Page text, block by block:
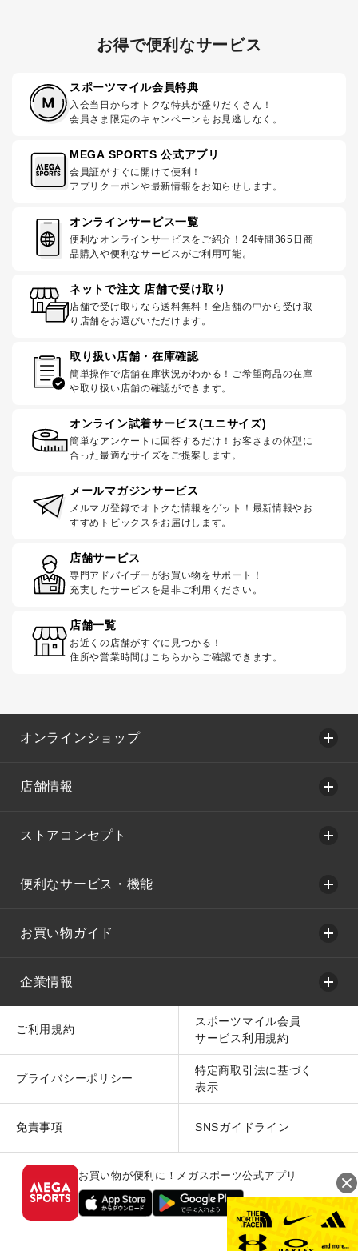
お得で便利なサービス
スポーツマイル会員特典
入会当日からオトクな特典が盛りだくさん！
会員さま限定のキャンペーンもお見逃しなく。
MEGA SPORTS 公式アプリ
会員証がすぐに開けて便利！
アプリクーポンや最新情報をお知らせします。
オンラインサービス一覧
便利なオンラインサービスをご紹介！24時間365日商
品購入や便利なサービスがご利用可能。
ネットで注文 店舗で受け取り
店舗で受け取りなら送料無料！全店舗の中から受け取
り店舗をお選びいただけます。
取り扱い店舗・在庫確認
簡単操作で店舗在庫状況がわかる！ご希望商品の在庫
や取り扱い店舗の確認ができます。
オンライン試着サービス(ユニサイズ)
簡単なアンケートに回答するだけ！お客さまの体型に
合った最適なサイズをご提案します。
メールマガジンサービス
メルマガ登録でオトクな情報をゲット！最新情報やお
すすめトピックスをお届けします。
店舗サービス
専門アドバイザーがお買い物をサポート！
充実したサービスを是非ご利用ください。
店舗一覧
お近くの店舗がすぐに見つかる！
住所や営業時間はこちらからご確認できます。
オンラインショップ
店舗情報
ストアコンセプト
便利なサービス・機能
お買い物ガイド
企業情報
ご利用規約
スポーツマイル会員
サービス利用規約
プライバシーポリシー
特定商取引法に基づく
表示
免責事項 SNSガイドライン
お買い物が便利に！メガスポーツ公式アプリ